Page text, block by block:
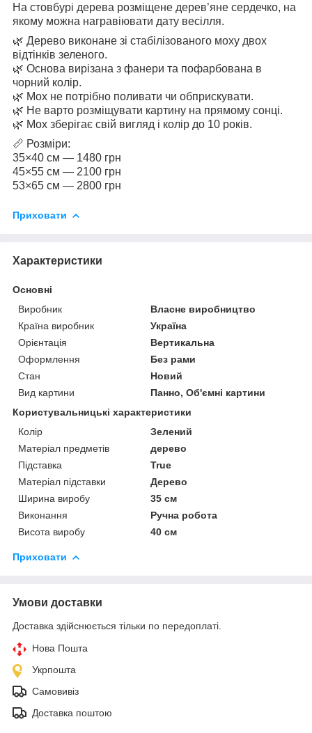
На стовбурі дерева розміщене дерев’яне сердечко, на
якому можна награвіювати дату весілля.
🌿 Дерево виконане зі стабілізованого моху двох
відтінків зеленого.
🌿 Основа вирізана з фанери та пофарбована в
чорний колір.
🌿 Мох не потрібно поливати чи обприскувати.
🌿 Не варто розміщувати картину на прямому сонці.
🌿 Мох зберігає свій вигляд і колір до 10 років.
📏 Розміри:
35×40 см — 1480 грн
45×55 см — 2100 грн
53×65 см — 2800 грн
Приховати
Характеристики
Основні
Виробник
Власне виробництво
Країна виробник
Україна
Орієнтація
Вертикальна
Оформлення
Без рами
Стан
Новий
Вид картини
Панно, Об'ємні картини
Користувальницькі характеристики
Колір
Зелений
Матеріал предметів
дерево
Підставка
True
Матеріал підставки
Дерево
Ширина виробу
35 см
Виконання
Ручна робота
Висота виробу
40 см
Приховати
Умови доставки
Доставка здійснюється тільки по передоплаті.
Нова Пошта
Укрпошта
Самовивіз
Доставка поштою